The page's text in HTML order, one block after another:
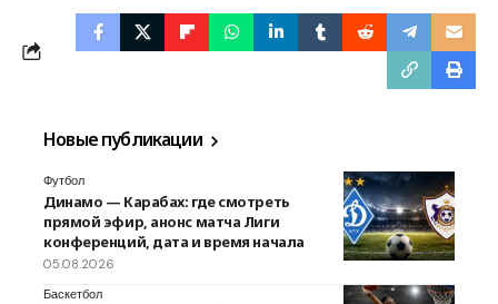
Новые публикации
Футбол
Динамо — Карабах: где смотреть
прямой эфир, анонс матча Лиги
конференций, дата и время начала
05.08.2026
Баскетбол